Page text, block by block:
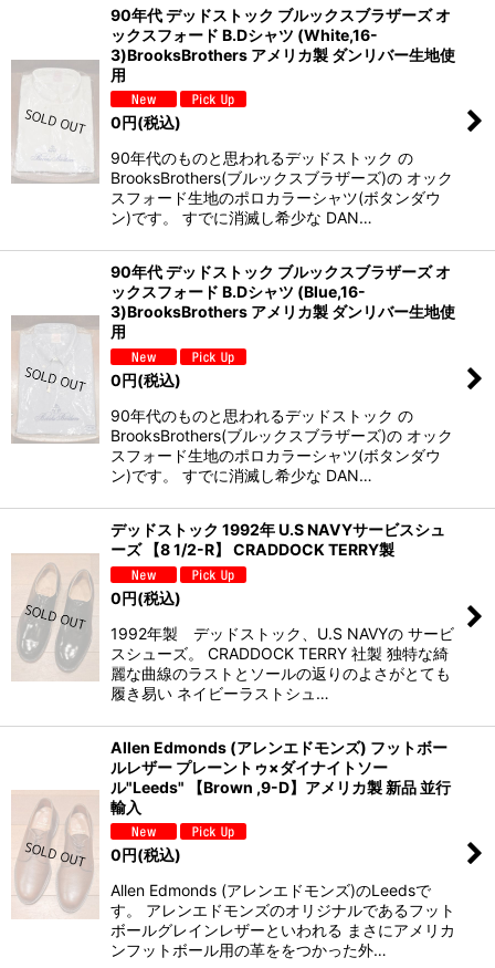
90年代 デッドストック ブルックスブラザーズ オ
ックスフォード B.Dシャツ (White,16-
3)BrooksBrothers アメリカ製 ダンリバー生地使
用
0円(税込)
90年代のものと思われるデッドストック の
BrooksBrothers(ブルックスブラザーズ)の オック
スフォード生地のポロカラーシャツ(ボタンダウ
ン)です。 すでに消滅し希少な DAN…
90年代 デッドストック ブルックスブラザーズ オ
ックスフォード B.Dシャツ (Blue,16-
3)BrooksBrothers アメリカ製 ダンリバー生地使
用
0円(税込)
90年代のものと思われるデッドストック の
BrooksBrothers(ブルックスブラザーズ)の オック
スフォード生地のポロカラーシャツ(ボタンダウ
ン)です。 すでに消滅し希少な DAN…
デッドストック 1992年 U.S NAVYサービスシュ
ーズ 【8 1/2-R】 CRADDOCK TERRY製
0円(税込)
1992年製 デッドストック、U.S NAVYの サービ
スシューズ。 CRADDOCK TERRY 社製 独特な綺
麗な曲線のラストとソールの返りのよさがとても
履き易い ネイビーラストシュ…
Allen Edmonds (アレンエドモンズ) フットボー
ルレザー プレーントゥ×ダイナイトソー
ル"Leeds" 【Brown ,9-D】アメリカ製 新品 並行
輸入
0円(税込)
Allen Edmonds (アレンエドモンズ)のLeedsで
す。 アレンエドモンズのオリジナルであるフット
ボールグレインレザーといわれる まさにアメリカ
ンフットボール用の革ををつかった外…